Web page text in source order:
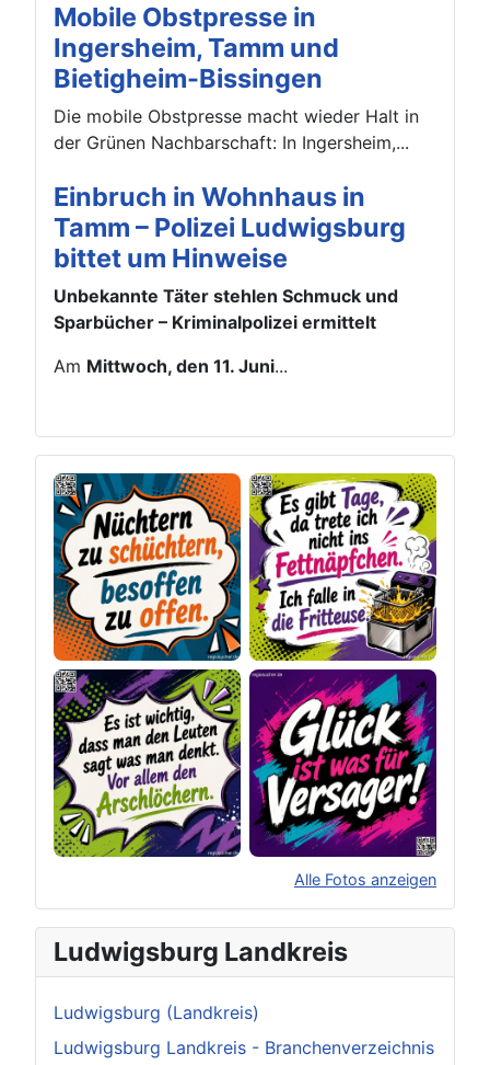
Mobile Obstpresse in
Ingersheim, Tamm und
Bietigheim-Bissingen
Die mobile Obstpresse macht wieder Halt in
der Grünen Nachbarschaft: In Ingersheim,...
Einbruch in Wohnhaus in
Tamm – Polizei Ludwigsburg
bittet um Hinweise
Unbekannte Täter stehlen Schmuck und
Sparbücher – Kriminalpolizei ermittelt
Am Mittwoch, den 11. Juni...
Alle Fotos anzeigen
Original herunterladen ×
Ludwigsburg Landkreis
Ludwigsburg (Landkreis)
Ludwigsburg Landkreis - Branchenverzeichnis